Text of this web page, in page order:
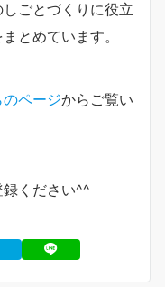
ごとづくりに役立
とめています。
のページからご覧い
ください^^